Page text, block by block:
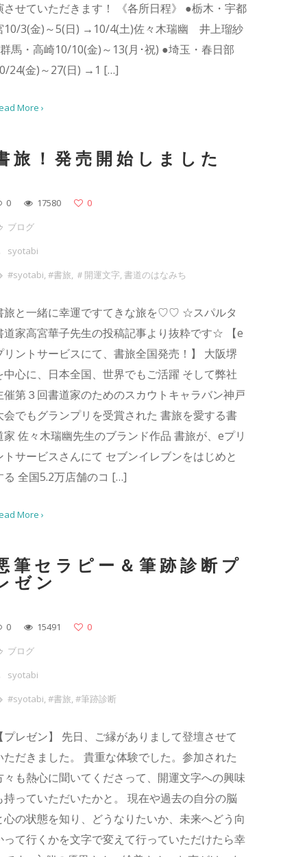
させていただきます！ 《各所日程》 ●栃木・宇都
10/3(金)～5(日) →10/4(土)佐々木瑞幽 井上瑠紗
馬・高崎10/10(金)～13(月･祝) ●埼玉・春日部
24(金)～27(日) →1 […]
More ›
旅！発売開始しました
0 17580
0
ブログ
syotabi
#syotabi,#書旅, ＃開運文字,書道のはなみち
旅と一緒に幸運ですてきな旅を♡♡ ☆スパルタ
道家高宮華子先生の投稿記事より抜粋です☆ 【e
リントサービスにて、書旅全国発売！】 大阪堺
中心に、日本全国、世界でもご活躍 そして弊社
催第３回書道家のためのスカウトキャラバン神戸
会でもグランプリを受賞された 書旅を愛する書
家 佐々木瑞幽先生のブランド作品 書旅が、eプリ
トサービスさんにて セブンイレブンをはじめと
る 全国5.2万店舗のコ […]
More ›
筆セラピー＆筆跡診断プ
ゼン
0 15491
0
ブログ
syotabi
#syotabi,#書旅,#筆跡診断
プレゼン】 先日、ご縁がありまして登壇させて
ただきました。 貴重な体験でした。参加された
々も熱心に聞いてくださって、開運文字への興味
持っていただいたかと。 現在や過去の自分の脳
心の状態を知り、どうなりたいか、未来へどう向
って行くかを文字で変えて行っていただけたら幸